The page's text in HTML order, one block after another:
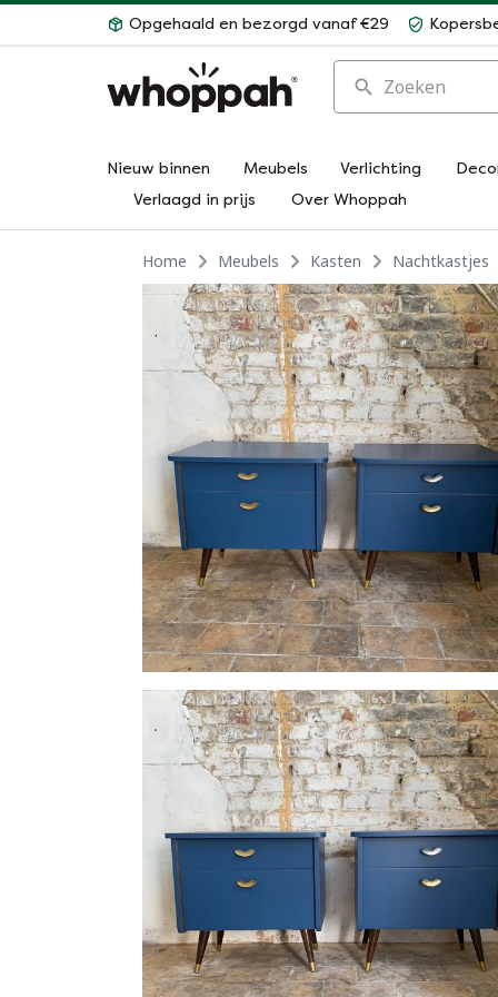
Opgehaald en bezorgd vanaf €29
Zoeken
Nieuw binnen Meubels Verlichting
Verlaagd in prijs
Over Whoppah
Home Meubels Kasten Nachtkastjes